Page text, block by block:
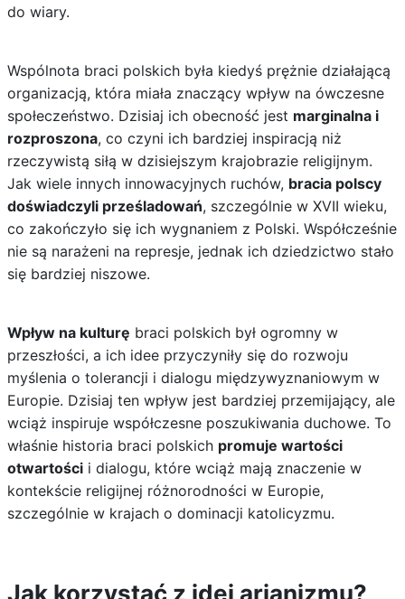
do wiary.
Wspólnota braci polskich była kiedyś prężnie działającą
organizacją, która miała znaczący wpływ na ówczesne
społeczeństwo. Dzisiaj ich obecność jest marginalna i
rozproszona, co czyni ich bardziej inspiracją niż
rzeczywistą siłą w dzisiejszym krajobrazie religijnym.
Jak wiele innych innowacyjnych ruchów, bracia polscy
doświadczyli prześladowań, szczególnie w XVII wieku,
co zakończyło się ich wygnaniem z Polski. Współcześnie
nie są narażeni na represje, jednak ich dziedzictwo stało
się bardziej niszowe.
Wpływ na kulturę braci polskich był ogromny w
przeszłości, a ich idee przyczyniły się do rozwoju
myślenia o tolerancji i dialogu międzywyznaniowym w
Europie. Dzisiaj ten wpływ jest bardziej przemijający, ale
wciąż inspiruje współczesne poszukiwania duchowe. To
właśnie historia braci polskich promuje wartości
otwartościi dialogu, które wciąż mają znaczenie w
kontekście religijnej różnorodności w Europie,
szczególnie w krajach o dominacji katolicyzmu.
Jak korzystać z idei arianizmu?